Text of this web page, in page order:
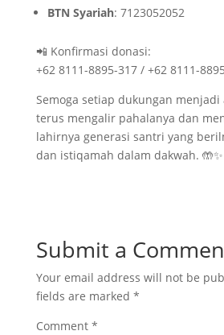
BTN Syariah: 7123052052
📲 Konfirmasi donasi:
+62 8111-8895-317 / +62 8111-
Semoga setiap dukungan
terus mengalir pahalanya dan
lahirnya generasi santri yang
dan istiqamah dalam dakwah. 🤲✨
Submit a
Your email address will not be
fields are marked *
Comment *